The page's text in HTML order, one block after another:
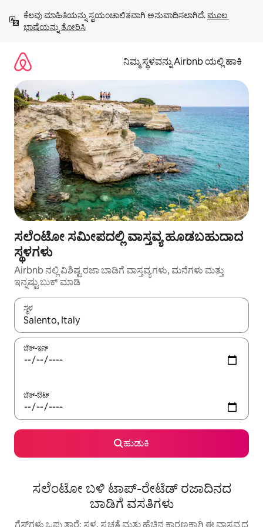
ಹೋಗಿ
ಕೆಲವು ಮಾಹಿತಿಯನ್ನು ಸ್ವಯಂಚಾಲಿತವಾಗಿ ಅನುವಾದಿಸಲಾಗಿದೆ. ಮೂಲ
ಭಾಷೆಯನ್ನು ತೋರಿಸಿ
ನಿಮ್ಮ ಸ್ಥಳವನ್ನು Airbnb ಯಲ್ಲಿ ಹಾಕಿ
ಸಲೆಂಟೋ ಸಮೀಪದಲ್ಲಿ ವಾಸ್ತವ್ಯ ಹೂಡಬಹುದಾದ
ಸ್ಥಳಗಳು
Airbnb ನಲ್ಲಿ ವಿಶಿಷ್ಟ ರಜಾ ಬಾಡಿಗೆ ವಾಸ್ತವ್ಯಗಳು, ಮನೆಗಳು ಮತ್ತು
ಇನ್ನಷ್ಟು ಬುಕ್ ಮಾಡಿ
ಸ್ಥಳ
ಫಲಿತಾಂಶಗಳು ಲಭ್ಯವಿರುವಾಗ, ಅಪ್ ಮತ್ತು ಡೌನ್ ಬಾಣದ ಕೀಲಿಗಳೊಂದಿಗೆ
ಚೆಕ್-ಇನ್
ಚೆಕ್-ಔಟ್
ಹುಡುಕಿ
ಸಲೆಂಟೋ ಬಳಿ ಟಾಪ್-ರೇಟೆಡ್ ರಜಾದಿನದ
ಬಾಡಿಗೆ ವಸತಿಗಳು
ಗೆಸ್ಟ್‌ಗಳು ಒಪ್ಪುತ್ತಾರೆ: ಸ್ಥಳ, ಸ್ವಚ್ಛತೆ ಮತ್ತು ಹೆಚ್ಚಿನ ಕಾರಣಕ್ಕಾಗಿ ಈ ವಾಸ್ತವ್ಯದ